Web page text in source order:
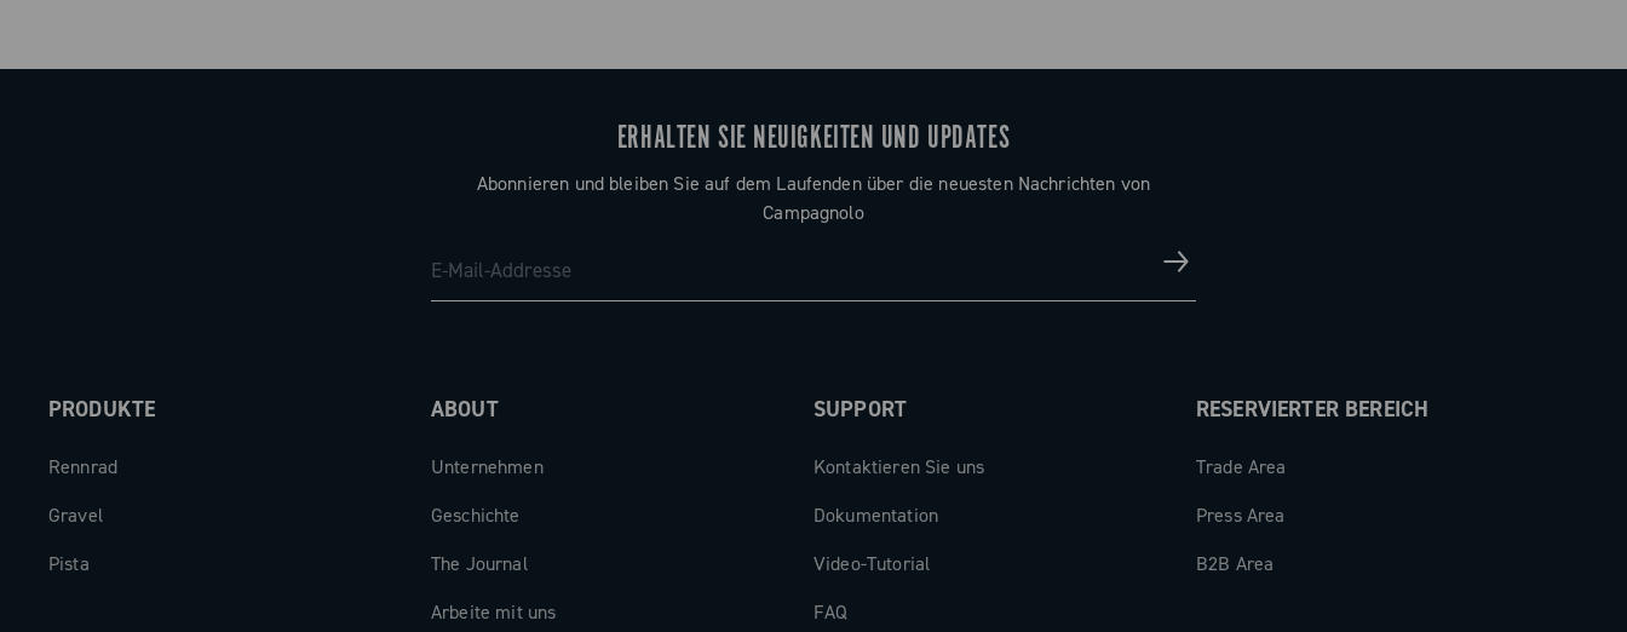
ERHALTEN SIE NEUIGKEITEN UND UPDATES
Abonnieren und bleiben Sie auf dem Laufenden über die neuesten Nachrichten von
Campagnolo
PRODUKTE
Rennrad
Gravel
Pista
ABOUT
Unternehmen
Geschichte
The Journal
Arbeite mit uns
SUPPORT
Kontaktieren Sie uns
Dokumentation
Video-Tutorial
FAQ
RESERVIERTER BEREICH
Trade Area
Press Area
B2B Area